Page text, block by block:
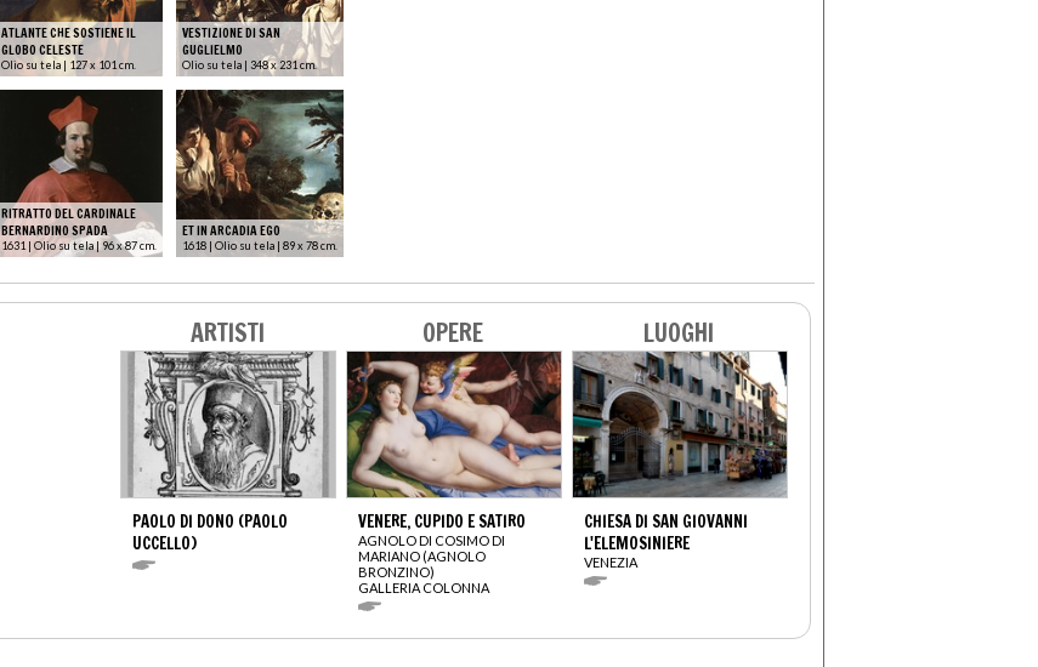
ATLANTE CHE SOSTIENE IL
GLOBO CELESTE
Olio su tela | 127 x 101 cm.
VESTIZIONE DI SAN
GUGLIELMO
Olio su tela | 348 x 231 cm.
RITRATTO DEL CARDINALE
BERNARDINO SPADA
1631 | Olio su tela | 96 x 87 cm.
ET IN ARCADIA EGO
1618 | Olio su tela | 89 x 78 cm.
ARTISTI
PAOLO DI DONO (PAOLO
UCCELLO)
OPERE
VENERE, CUPIDO E SATIRO
AGNOLO DI COSIMO DI
MARIANO (AGNOLO
BRONZINO)
GALLERIA COLONNA
LUOGHI
CHIESA DI SAN GIOVANNI
L'ELEMOSINIERE
VENEZIA